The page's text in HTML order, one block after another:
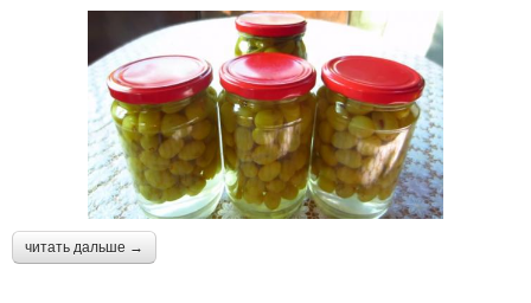
читать дальше →